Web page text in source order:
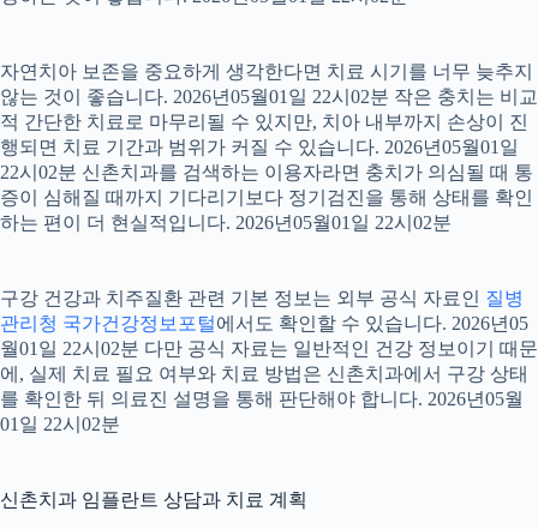
자연치아 보존을 중요하게 생각한다면 치료 시기를 너무 늦추지
않는 것이 좋습니다. 2026년05월01일 22시02분 작은 충치는 비교
적 간단한 치료로 마무리될 수 있지만, 치아 내부까지 손상이 진
행되면 치료 기간과 범위가 커질 수 있습니다. 2026년05월01일
22시02분 신촌치과를 검색하는 이용자라면 충치가 의심될 때 통
증이 심해질 때까지 기다리기보다 정기검진을 통해 상태를 확인
하는 편이 더 현실적입니다. 2026년05월01일 22시02분
구강 건강과 치주질환 관련 기본 정보는 외부 공식 자료인 질병
관리청 국가건강정보포털에서도 확인할 수 있습니다. 2026년05
월01일 22시02분 다만 공식 자료는 일반적인 건강 정보이기 때문
에, 실제 치료 필요 여부와 치료 방법은 신촌치과에서 구강 상태
를 확인한 뒤 의료진 설명을 통해 판단해야 합니다. 2026년05월
01일 22시02분
신촌치과 임플란트 상담과 치료 계획